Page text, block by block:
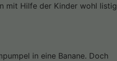
mit Hilfe der Kinder wohl listig
in eine Banane. Doch